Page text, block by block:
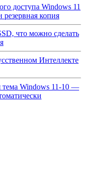
доступа Windows 11
копия
что можно сделать
Интеллекте
тема Windows 11-10 —